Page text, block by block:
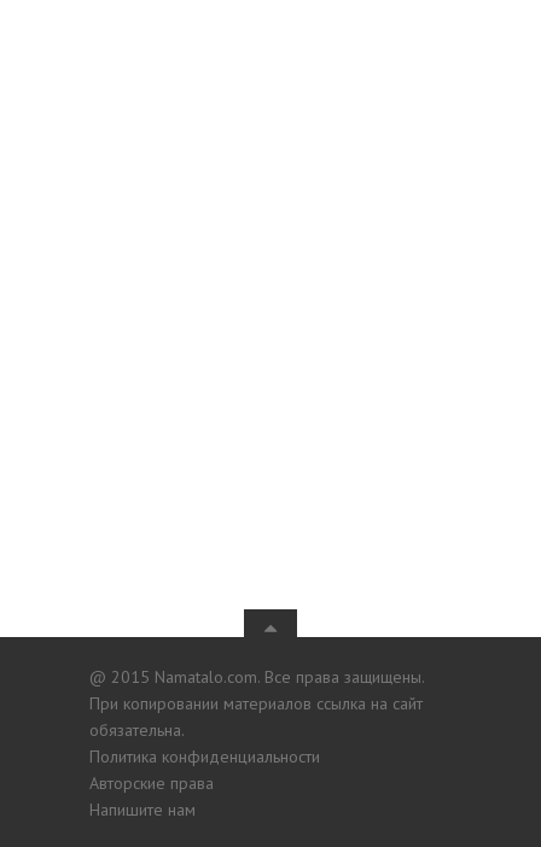
@ 2015 Namatalo.com. Все права защищены.
При копировании материалов ссылка на сайт
обязательна.
Политика конфиденциальности
Авторские права
Напишите нам